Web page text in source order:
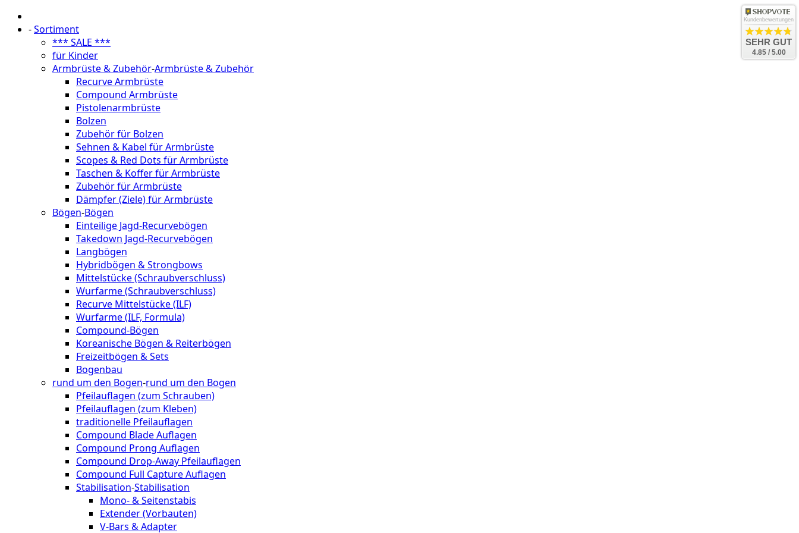
-Sortiment
*** SALE ***
für Kinder
Armbrüste & Zubehör-Armbrüste & Zubehör
Recurve Armbrüste
Compound Armbrüste
Pistolenarmbrüste
Bolzen
Zubehör für Bolzen
Sehnen & Kabel für Armbrüste
Scopes & Red Dots für Armbrüste
Taschen & Koffer für Armbrüste
Zubehör für Armbrüste
Dämpfer (Ziele) für Armbrüste
Bögen-Bögen
Einteilige Jagd-Recurvebögen
Takedown Jagd-Recurvebögen
Langbögen
Hybridbögen & Strongbows
Mittelstücke (Schraubverschluss)
Wurfarme (Schraubverschluss)
Recurve Mittelstücke (ILF)
Wurfarme (ILF, Formula)
Compound-Bögen
Koreanische Bögen & Reiterbögen
Freizeitbögen & Sets
Bogenbau
rund um den Bogen-rund um den Bogen
Pfeilauflagen (zum Schrauben)
Pfeilauflagen (zum Kleben)
traditionelle Pfeilauflagen
Compound Blade Auflagen
Compound Prong Auflagen
Compound Drop-Away Pfeilauflagen
Compound Full Capture Auflagen
Stabilisation-Stabilisation
Mono- & Seitenstabis
Extender (Vorbauten)
V-Bars & Adapter
Kundenbewertungen
SEHR GUT
4.85 / 5.00